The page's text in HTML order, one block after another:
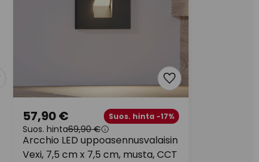
Arcchio LED uppoasennusvalaisin
Vexi, 7,5 cm x 7,5 cm, musta, CCT
57,90 € Suos. hinta -17%
Suos. hinta69,90 €